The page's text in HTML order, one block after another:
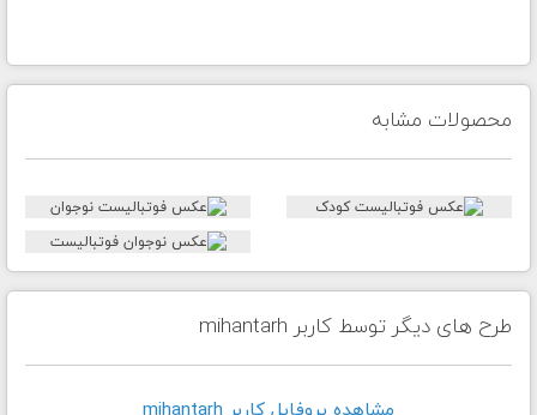
محصولات مشابه
طرح های دیگر توسط کاربر mihantarh